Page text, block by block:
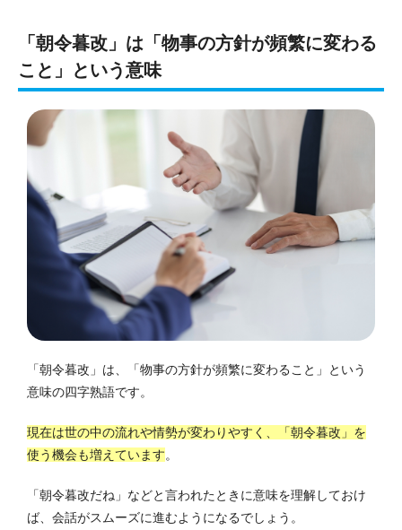
「朝令暮改」は「物事の方針が頻繁に変わる
こと」という意味
「朝令暮改」は、「物事の方針が頻繁に変わること」という
意味の四字熟語です。
現在は世の中の流れや情勢が変わりやすく、「朝令暮改」を
使う機会も増えています。
「朝令暮改だね」などと言われたときに意味を理解しておけ
ば、会話がスムーズに進むようになるでしょう。